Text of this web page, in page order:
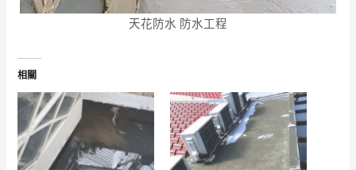
天花防水 防水工程
相關